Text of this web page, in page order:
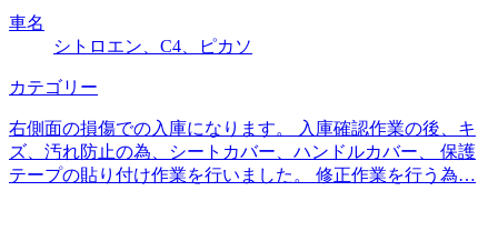
車名
シトロエン、C4、ピカソ
カテゴリー
右側面の損傷での入庫になります。 入庫確認作業の後、キ
ズ、汚れ防止の為、シートカバー、ハンドルカバー、 保護
テープの貼り付け作業を行いました。 修正作業を行う為…